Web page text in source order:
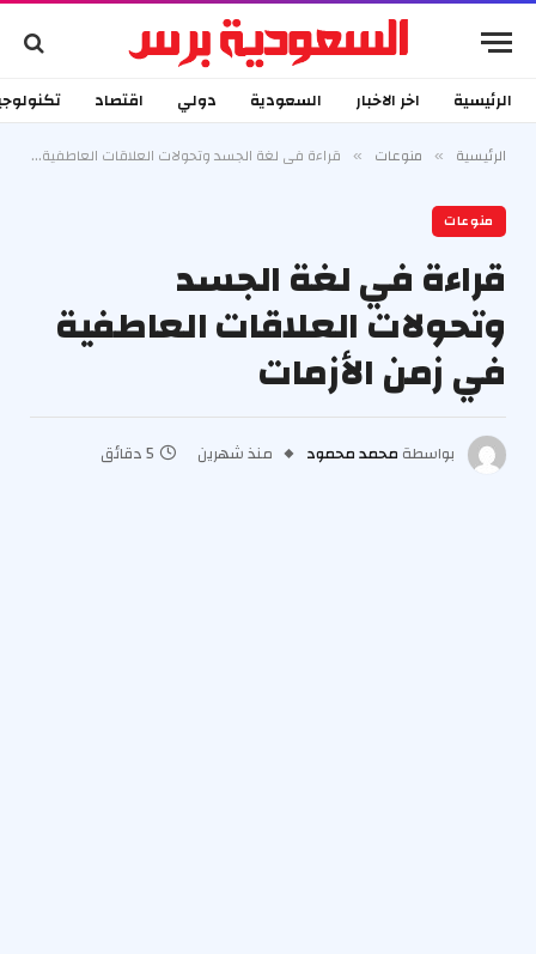
الرئيسية اخر الاخبار السعودية دولي اقتصاد
الرئيسية » منوعات » قراءة في لغة الجسد وتحولات العلاقات العاطفية في زمن الأزمات
منوعات
قراءة في لغة الجسد
وتحولات العلاقات العاطفية
في زمن الأزمات
بواسطة محمد محمود منذ شهرين 5 دقائق